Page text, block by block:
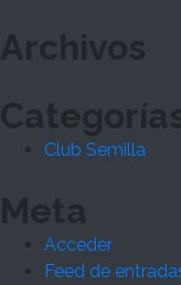
Archivos
Club Semilla
Meta
Acceder
Feed de